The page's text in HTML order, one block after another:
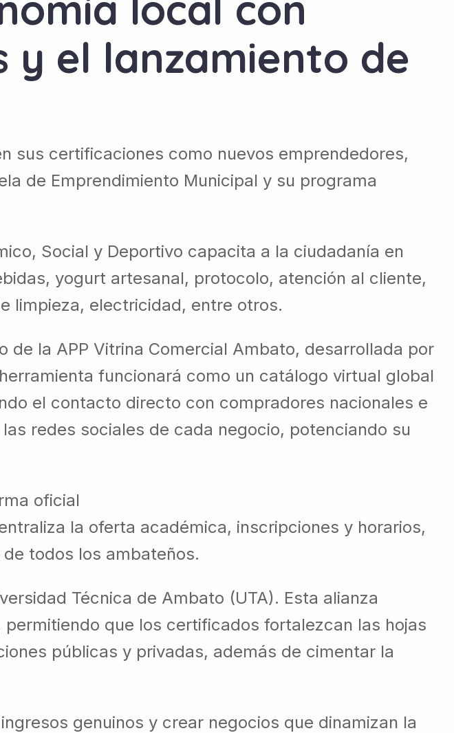
y el lanzamiento de
sus certificaciones como nuevos emprendedores,
de Emprendimiento Municipal y su programa
Social y Deportivo capacita a la ciudadanía en
yogurt artesanal, protocolo, atención al cliente,
limpieza, electricidad, entre otros.
la APP Vitrina Comercial Ambato, desarrollada por
funcionará como un catálogo virtual global
el contacto directo con compradores nacionales e
redes sociales de cada negocio, potenciando su
oficial
la oferta académica, inscripciones y horarios,
todos los ambateños.
Técnica de Ambato (UTA). Esta alianza
que los certificados fortalezcan las hojas
públicas y privadas, además de cimentar la
genuinos y crear negocios que dinamizan la